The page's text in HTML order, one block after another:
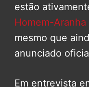
estão
Homem-Aranha
mesmo que
anunciado
Em entrevista